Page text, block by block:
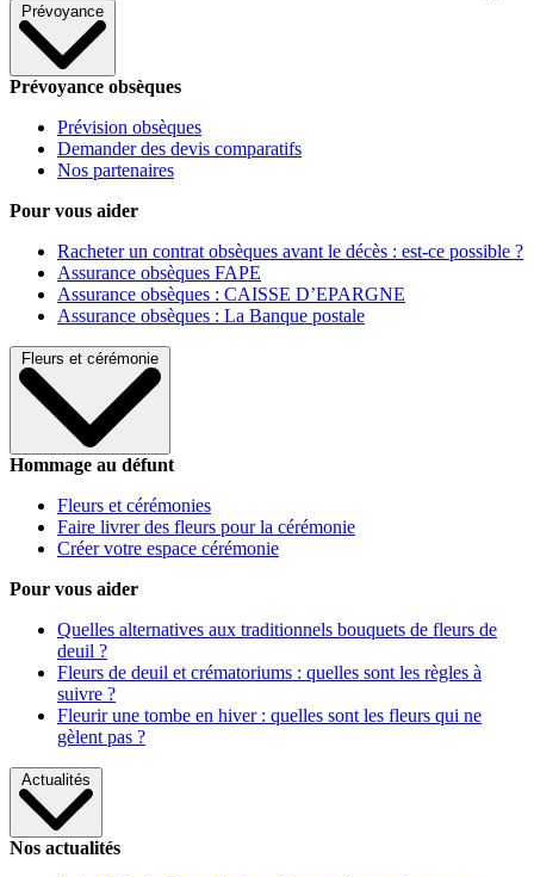
Prévoyance
Prévoyance obsèques
Prévision obsèques
Demander des devis comparatifs
Nos partenaires
Pour vous aider
Racheter un contrat obsèques avant le décès : est-ce possible ?
Assurance obsèques FAPE
Assurance obsèques : CAISSE D’EPARGNE
Assurance obsèques : La Banque postale
Fleurs et cérémonie
Hommage au défunt
Fleurs et cérémonies
Faire livrer des fleurs pour la cérémonie
Créer votre espace cérémonie
Pour vous aider
Quelles alternatives aux traditionnels bouquets de fleurs de
deuil ?
Fleurs de deuil et crématoriums : quelles sont les règles à
suivre ?
Fleurir une tombe en hiver : quelles sont les fleurs qui ne
gèlent pas ?
Actualités
Nos actualités